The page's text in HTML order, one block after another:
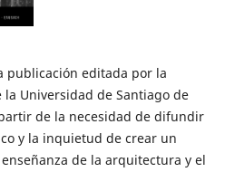
publicación editada por la
Universidad de Santiago de
de la necesidad de difundir
y la inquietud de crear un
de la arquitectura y el